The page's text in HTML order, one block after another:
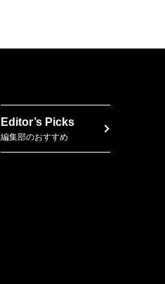
Editor’s Picks
編集部のおすすめ